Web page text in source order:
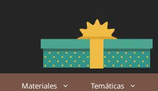
Materiales Temáticas